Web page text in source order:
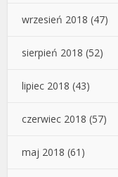
wrzesień 2018 (47)
sierpień 2018 (52)
lipiec 2018 (43)
czerwiec 2018 (57)
maj 2018 (61)